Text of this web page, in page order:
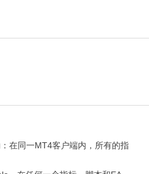
在同一MT4客户端内，所有的指